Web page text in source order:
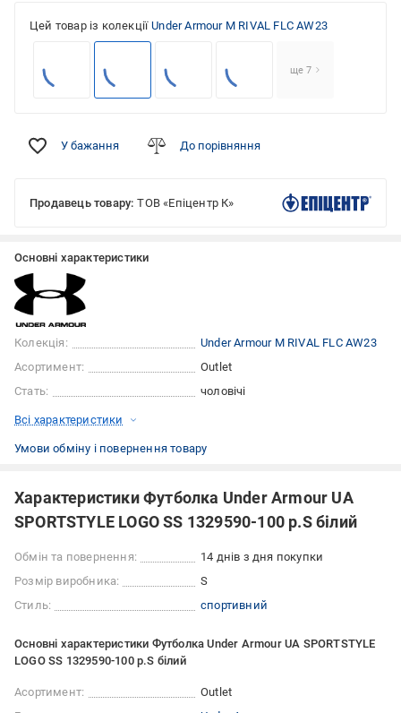
Цей товар із колекції Under Armour M RIVAL FLC AW23
ще 7
У бажання До порівняння
Продавець товару: ТОВ «Епіцентр К»
Основні характеристики
Колекція:
Under Armour M RIVAL FLC AW23
Асортимент:
Outlet
Стать:
чоловічі
Всі характеристики
Умови обміну і повернення товару
Характеристики Футболка Under Armour UA
SPORTSTYLE LOGO SS 1329590-100 р.S білий
Обмін та повернення:
14 днів з дня покупки
Розмір виробника:
S
Стиль:
спортивний
Основні характеристики Футболка Under Armour UA SPORTSTYLE
LOGO SS 1329590-100 р.S білий
Асортимент:
Outlet